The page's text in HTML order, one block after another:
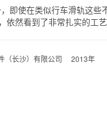
即使在类似行车滑轨这些
依然看到了非常扎实的工
（长沙）有限公司 2013年